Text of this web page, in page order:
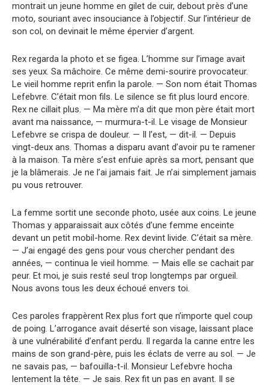
montrait un jeune homme en gilet de cuir, debout près d’une
moto, souriant avec insouciance à l’objectif. Sur l’intérieur de
son col, on devinait le même épervier d’argent.
Rex regarda la photo et se figea. L’homme sur l’image avait
ses yeux. Sa mâchoire. Ce même demi-sourire provocateur.
Le vieil homme reprit enfin la parole. — Son nom était Thomas
Lefebvre. C’était mon fils. Le silence se fit plus lourd encore.
Rex ne cillait plus. — Ma mère m’a dit que mon père était mort
avant ma naissance, — murmura-t-il. Le visage de Monsieur
Lefebvre se crispa de douleur. — Il l’est, — dit-il. — Depuis
vingt-deux ans. Thomas a disparu avant d’avoir pu te ramener
à la maison. Ta mère s’est enfuie après sa mort, pensant que
je la blâmerais. Je ne l’ai jamais fait. Je n’ai simplement jamais
pu vous retrouver.
La femme sortit une seconde photo, usée aux coins. Le jeune
Thomas y apparaissait aux côtés d’une femme enceinte
devant un petit mobil-home. Rex devint livide. C’était sa mère.
— J’ai engagé des gens pour vous chercher pendant des
années, — continua le vieil homme. — Mais elle se cachait par
peur. Et moi, je suis resté seul trop longtemps par orgueil.
Nous avons tous les deux échoué envers toi.
Ces paroles frappèrent Rex plus fort que n’importe quel coup
de poing. L’arrogance avait déserté son visage, laissant place
à une vulnérabilité d’enfant perdu. Il regarda la canne entre les
mains de son grand-père, puis les éclats de verre au sol. — Je
ne savais pas, — bafouilla-t-il. Monsieur Lefebvre hocha
lentement la tête. — Je sais. Rex fit un pas en avant. Il se